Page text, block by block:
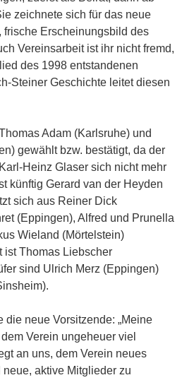
zeichnete sich für das neue
frische Erscheinungsbild des
Vereinsarbeit ist ihr nicht fremd,
des 1998 entstandenen
Steiner Geschichte leitet diesen
Adam (Karlsruhe) und
gewählt bzw. bestätigt, da der
Heinz Glaser sich nicht mehr
künftig Gerard van der Heyden
sich aus Reiner Dick
(Eppingen), Alfred und Prunella
Wieland (Mörtelstein)
ist Thomas Liebscher
sind Ulrich Merz (Eppingen)
die neue Vorsitzende: „Meine
Verein ungeheuer viel
an uns, dem Verein neues
aktive Mitglieder zu